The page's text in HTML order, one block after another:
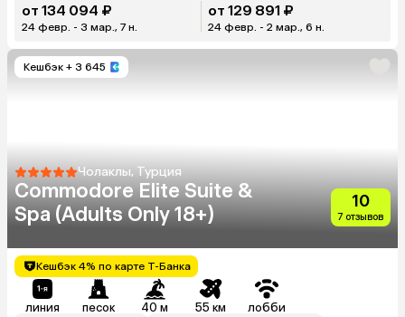
от 134 094 ₽
24 февр. - 3 мар., 7 н.
от 129 891 ₽
24 февр. - 2 мар., 6 н.
Кешбэк + 3 645
Чолаклы, Турция
Commodore Elite Suite &
Spa (Adults Only 18+)
10
7 отзывов
Кешбэк 4% по карте Т-Банка
линия песок 40 м 55 км лобби